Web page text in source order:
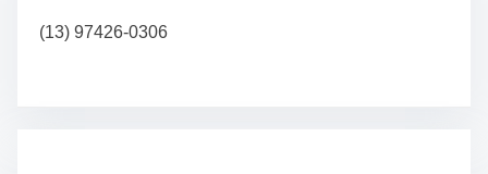
(13) 97426-0306